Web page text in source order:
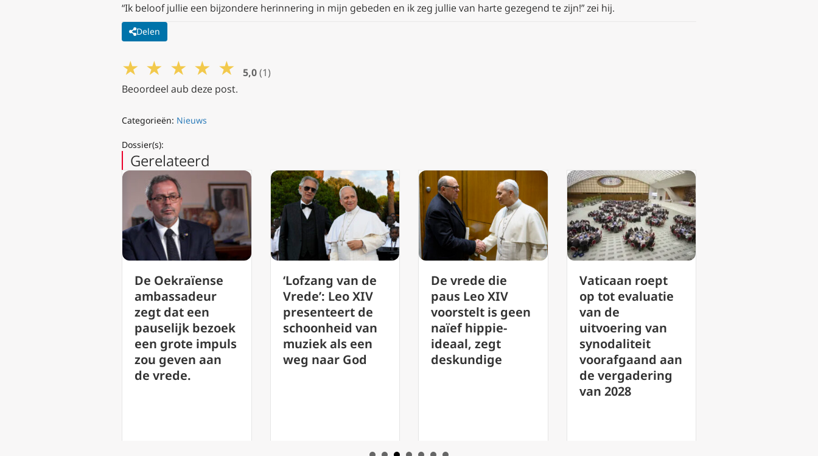
“Ik beloof jullie een bijzondere herinnering in mijn gebeden en ik zeg jullie van harte gezegend te zijn!” zei hij.
Delen
★ ★ ★ ★ ★ 5,0 (1)
Beoordeel aub deze post.
Categorieën: Nieuws
Dossier(s):
Gerelateerd
‘Lofzang van de
Vrede’: Leo XIV
presenteert de
schoonheid van
muziek als een
weg naar God
De vrede die
paus Leo XIV
voorstelt is geen
naïef hippie-
ideaal, zegt
deskundige
Vaticaan roept
op tot evaluatie
van de
uitvoering van
synodaliteit
voorafgaand aan
Katholieke
leesclubs: Tips
voor het
opbouwen van
gemeenschap en
het groeien in
geloof